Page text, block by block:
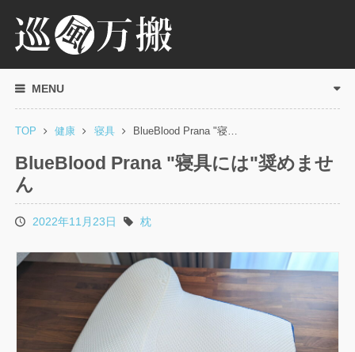
MENU
TOP 健康 寝具 BlueBlood Prana "寝…
BlueBlood Prana "寝具には"奨めませ
ん
投
日
2022年11月23日
タ枕